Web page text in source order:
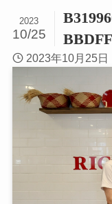
2023
10/25
2023年10月25日